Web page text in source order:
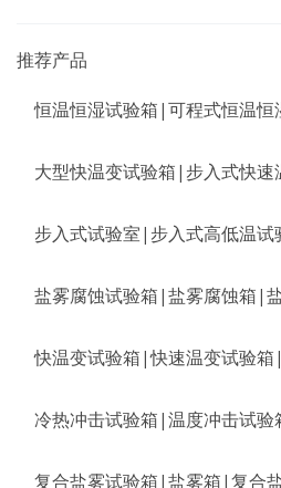
推荐产品
恒温恒湿试验箱|可程式恒温
大型快温变试验箱|步入式快速
步入式试验室|步入式高低温试
盐雾腐蚀试验箱|盐雾腐蚀箱|
快温变试验箱|快速温变试验
冷热冲击试验箱|温度冲击试
复合盐雾试验箱|盐雾箱|复合